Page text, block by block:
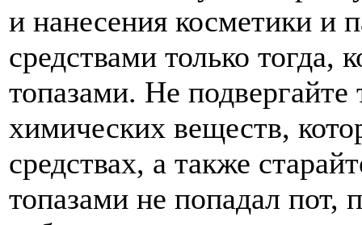
и нанесения косметики и
средствами только тогда,
топазами. Не
химических веществ,
средствах, а также
топазами не попадал пот,